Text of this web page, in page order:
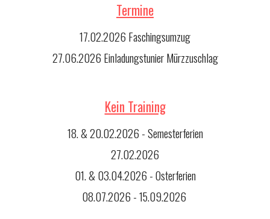
Termine
17.02.2026 Faschingsumzug
27.06.2026 Einladungstunier Mürzzuschlag
Kein Training
18. & 20.02.2026 - Semesterferien
27.02.2026
01. & 03.04.2026 - Osterferien
08.07.2026 - 15.09.2026